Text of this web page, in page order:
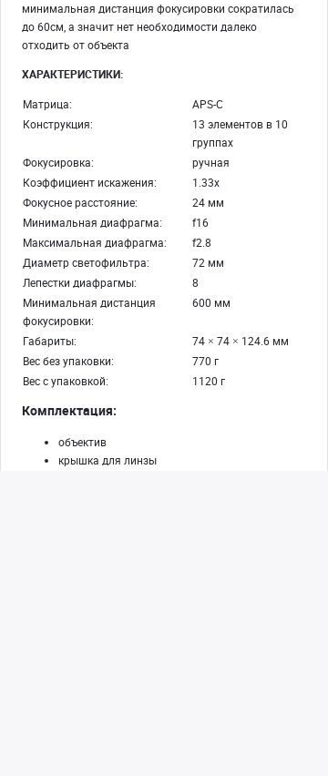
минимальная дистанция фокусировки сократилась
до 60см, а значит нет необходимости далеко
отходить от объекта
ХАРАКТЕРИСТИКИ:
Матрица:
APS-C
Конструкция:
13 элементов в 10
группах
Фокусировка:
ручная
Коэффициент искажения:
1.33x
Фокусное расстояние:
24 мм
Минимальная диафрагма:
f16
Максимальная диафрагма:
f2.8
Диаметр светофильтра:
72 мм
Лепестки диафрагмы:
8
Минимальная дистанция
фокусировки:
600 мм
Габариты:
74 × 74 × 124.6 мм
Вес без упаковки:
770 г
Вес с упаковкой:
1120 г
Комплектация:
объектив
крышка для линзы